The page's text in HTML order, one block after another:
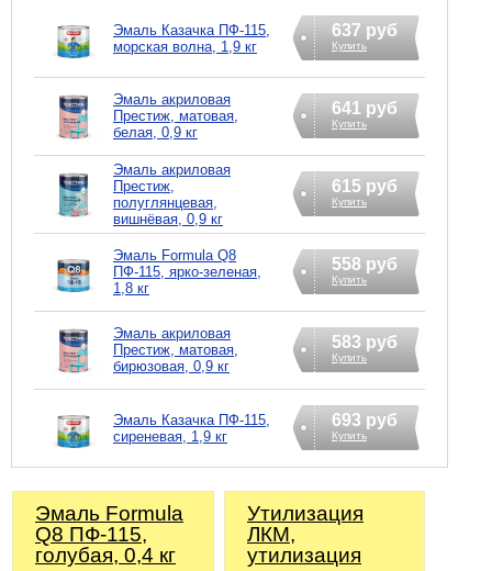
Эмаль Казачка ПФ-115,
морская волна, 1,9 кг
637 руб
Купить
Эмаль акриловая
Престиж, матовая,
белая, 0,9 кг
641 руб
Купить
Эмаль акриловая
Престиж,
полуглянцевая,
вишнёвая, 0,9 кг
615 руб
Купить
Эмаль Formula Q8
ПФ-115, ярко-зеленая,
1,8 кг
558 руб
Купить
Эмаль акриловая
Престиж, матовая,
бирюзовая, 0,9 кг
583 руб
Купить
Эмаль Казачка ПФ-115,
сиреневая, 1,9 кг
693 руб
Купить
Эмаль Formula
Q8 ПФ-115,
голубая, 0,4 кг
Утилизация
ЛКМ,
утилизация